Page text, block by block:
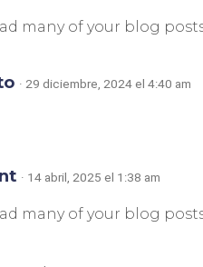
many of your blog
· 29 diciembre, 2024 el 4:40 am
· 14 abril, 2025 el 1:38 am
many of your blog